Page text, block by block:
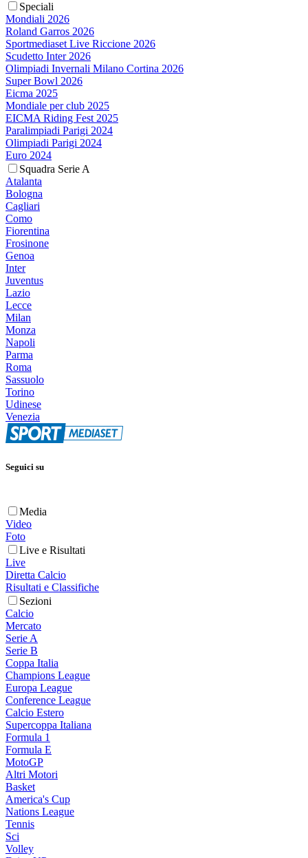
Speciali
Mondiali 2026
Roland Garros 2026
Sportmediaset Live Riccione 2026
Scudetto Inter 2026
Olimpiadi Invernali Milano Cortina 2026
Super Bowl 2026
Eicma 2025
Mondiale per club 2025
EICMA Riding Fest 2025
Paralimpiadi Parigi 2024
Olimpiadi Parigi 2024
Euro 2024
Squadra Serie A
Atalanta
Bologna
Cagliari
Como
Fiorentina
Frosinone
Genoa
Inter
Juventus
Lazio
Lecce
Milan
Monza
Napoli
Parma
Roma
Sassuolo
Torino
Udinese
Venezia
Seguici su
Media
Video
Foto
Live e Risultati
Live
Diretta Calcio
Risultati e Classifiche
Sezioni
Calcio
Mercato
Serie A
Serie B
Coppa Italia
Champions League
Europa League
Conference League
Calcio Estero
Supercoppa Italiana
Formula 1
Formula E
MotoGP
Altri Motori
Basket
America's Cup
Nations League
Tennis
Sci
Volley